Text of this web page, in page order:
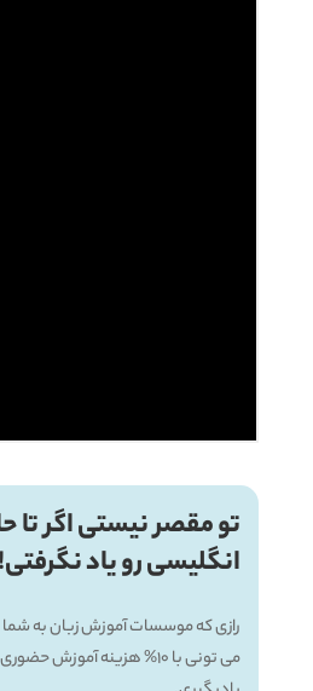
تو مقصر نیستی اگر تا
انگلیسی رو یاد نگرفتی!
رازی که موسسات آموزش زبان به
می تونی با 10% هزینه آموزش